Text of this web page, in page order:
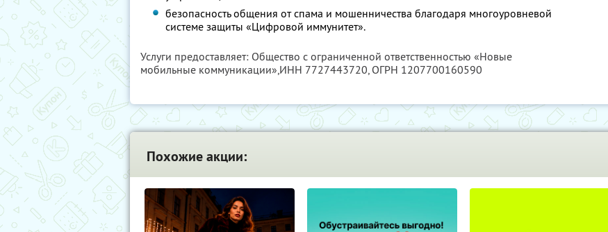
безопасность общения от спама и мошенничества благодаря многоуровневой
системе защиты «Цифровой иммунитет».
Услуги предоставляет: Общество с ограниченной ответственностью «Новые
мобильные коммуникации»,ИНН 7727443720, ОГРН 1207700160590
Похожие акции: